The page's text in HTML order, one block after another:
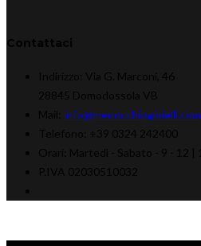
info@menocchiogioielli.com